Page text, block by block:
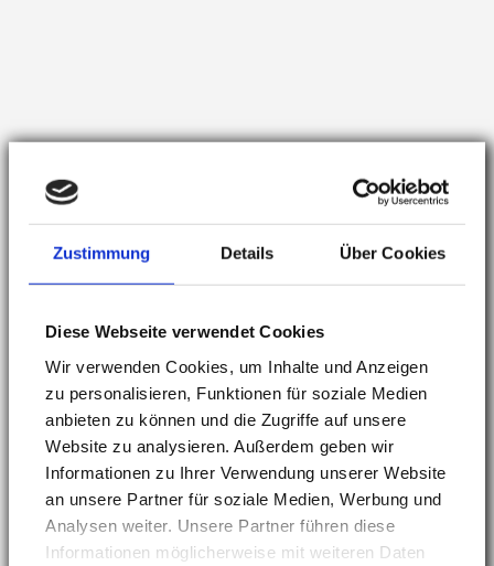
Zustimmung Details Über Cookies
Diese Webseite verwendet Cookies
Wir verwenden Cookies, um Inhalte und Anzeigen
zu personalisieren, Funktionen für soziale Medien
anbieten zu können und die Zugriffe auf unsere
Website zu analysieren. Außerdem geben wir
Informationen zu Ihrer Verwendung unserer Website
an unsere Partner für soziale Medien, Werbung und
Analysen weiter. Unsere Partner führen diese
Informationen möglicherweise mit weiteren Daten
NEUE WEBSEITE GEHT ONLINE
Wir freuen uns, Ihnen unsere neue Praxiswebseite
vorstellen zu können. Erhalten Sie einen Überblick über
unsere Praxis, Team und Leistungen. Sie sind uns
herzlich willkommen.
Zurück